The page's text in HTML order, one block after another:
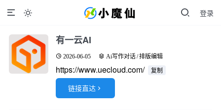
登录

有一云AI
2026-06-05 Ai写作对话/排版编辑
https://www.uecloud.com/ 复制
链接直达 